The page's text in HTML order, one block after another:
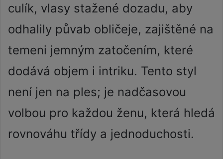
culík, vlasy stažené dozadu, aby
odhalily půvab obličeje, zajištěné na
temeni jemným zatočením, které
dodává objem i intriku. Tento styl
není jen na ples; je nadčasovou
volbou pro každou ženu, která hledá
rovnováhu třídy a jednoduchosti.